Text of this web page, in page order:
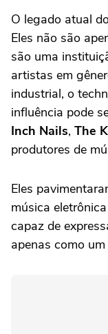
O legado atual
Eles não são
são uma
artistas em
industrial, o
influência pode
Inch Nails, The
produtores de
Eles
música
capaz de
apenas como